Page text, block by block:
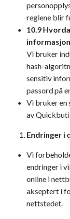
reglene blir
10.9
informasjon
Vi bruker
hash-
sensitiv
passord på
Vi bruker en
av
Endringer i
Vi
endringer i
online i
akseptert i
nettstedet.